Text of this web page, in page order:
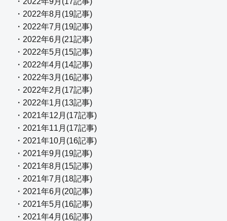
・2022年8月(19記事)
・2022年7月(19記事)
・2022年6月(21記事)
・2022年5月(15記事)
・2022年4月(14記事)
・2022年3月(16記事)
・2022年2月(17記事)
・2022年1月(13記事)
・2021年12月(17記事)
・2021年11月(17記事)
・2021年10月(16記事)
・2021年9月(19記事)
・2021年8月(15記事)
・2021年7月(18記事)
・2021年6月(20記事)
・2021年5月(16記事)
・2021年4月(16記事)